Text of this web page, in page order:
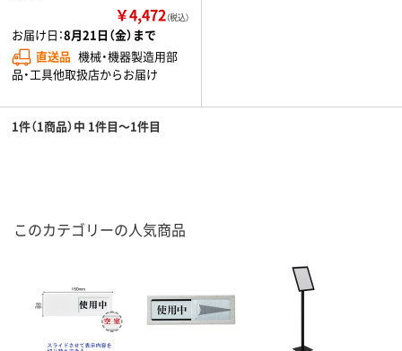
￥4,472（税込）
お届け日：8月21日（金）まで
直送品 機械・機器製造用部
品・工具他取扱店からお届け
1件（1商品）中 1件目～1件目
このカテゴリーの人気商品